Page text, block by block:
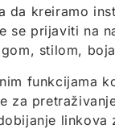
da kreiramo
se prijaviti na
stilom,
funkcijama
za
linkova